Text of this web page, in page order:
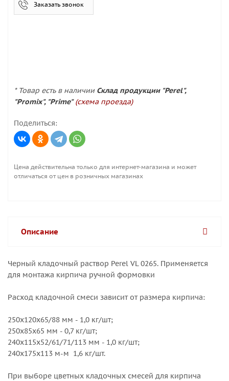
Заказать звонок
* Товар есть в наличии Склад продукции "Perel",
"Promix", "Prime" (схема проезда)
Поделиться:
Цена действительна только для интернет-магазина и может
отличаться от цен в розничных магазинах
Описание
Черный кладочный раствор Perel VL 0265. Применяется
для монтажа кирпича ручной формовки
Расход кладочной смеси зависит от размера кирпича:
250х120х65/88 мм - 1,0 кг/шт;
250х85х65 мм - 0,7 кг/шт;
240х115х52/61/71/113 мм - 1,0 кг/шт;
240х175х113 м-м 1,6 кг/шт.
При выборе цветных кладочных смесей для кирпича